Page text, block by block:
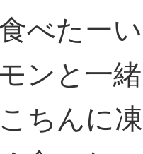
べたー
ンと一
ちんに